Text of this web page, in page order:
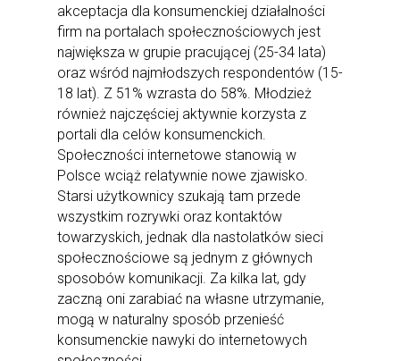
akceptacja dla konsumenckiej działalności
firm na portalach społecznościowych jest
największa w grupie pracującej (25-34 lata)
oraz wśród najmłodszych respondentów (15-
18 lat). Z 51% wzrasta do 58%. Młodzież
również najczęściej aktywnie korzysta z
portali dla celów konsumenckich.
Społeczności internetowe stanowią w
Polsce wciąż relatywnie nowe zjawisko.
Starsi użytkownicy szukają tam przede
wszystkim rozrywki oraz kontaktów
towarzyskich, jednak dla nastolatków sieci
społecznościowe są jednym z głównych
sposobów komunikacji. Za kilka lat, gdy
zaczną oni zarabiać na własne utrzymanie,
mogą w naturalny sposób przenieść
konsumenckie nawyki do internetowych